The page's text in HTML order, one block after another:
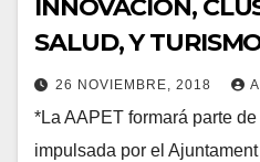
INNOVACIÓN,
SALUD, Y
26 NOVIEMBRE, 2018
*La AAPET formará parte
impulsada por el